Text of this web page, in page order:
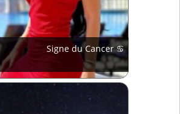
Signe du Cancer ♋